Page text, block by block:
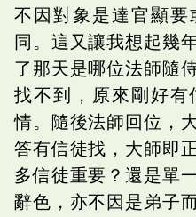
不因對象是達官顯要
同。這又讓我想起幾
了那天是哪位法師隨
找不到，原來剛好
情。隨後法師回位，
答有信徒找，大師即
多信徒重要？還是單
辭色，亦不因是弟子